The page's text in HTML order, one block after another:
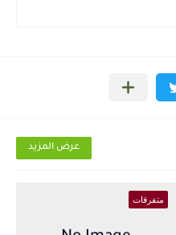
عرض المزيد
متفرقات